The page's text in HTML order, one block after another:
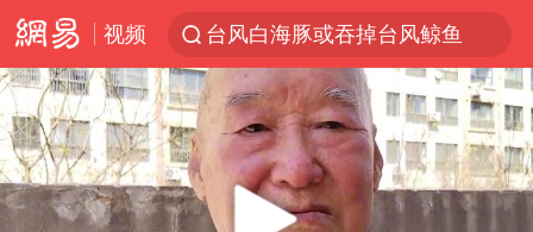
视频
以“新”破局 首发经济点亮城市消费活力
中方回应是否在太平洋海底开采稀土
看守所辅警收受10万获刑1年
宇树科技发行价格150.80元/股